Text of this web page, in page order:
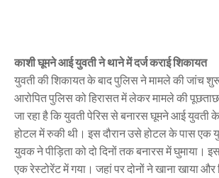
काशी घूमने आई युवती ने थाने में दर्ज कराई शिकायत
युवती की शिकायत के बाद पुलिस ने मामले की जांच
आरोपित पुलिस को हिरासत में लेकर मामले की पूछताछ
जा रहा है कि युवती पेरिस से बनारस घूमने आई युवती
होटल में रुकी थी। इस दौरान उसे होटल के पास एक
युवक ने पीड़िता को दो दिनों तक बनारस में घुमाया।
एक रेस्टोरेंट में गया। जहां पर दोनों ने खाना खाया